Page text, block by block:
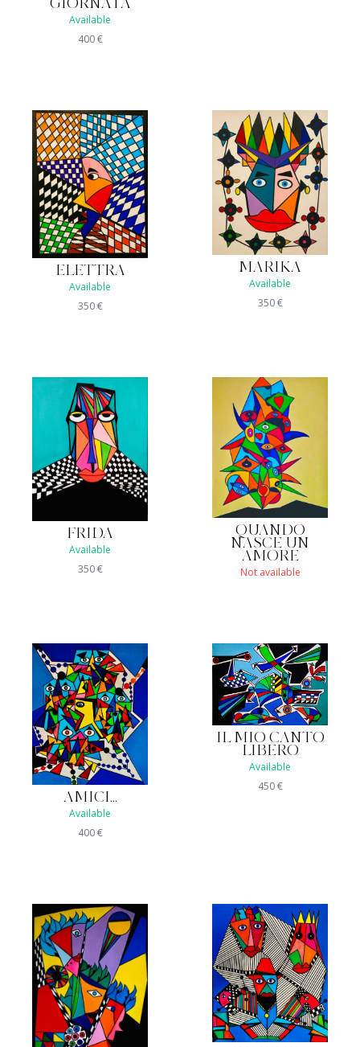
GIORNATA
Available
400€
ELETTRA
Available
350€
MARIKA
Available
350€
FRIDA
Available
350€
QUANDO
NASCE UN
AMORE
Not available
AMICI...
Available
400€
IL MIO CANTO
LIBERO
Available
450€